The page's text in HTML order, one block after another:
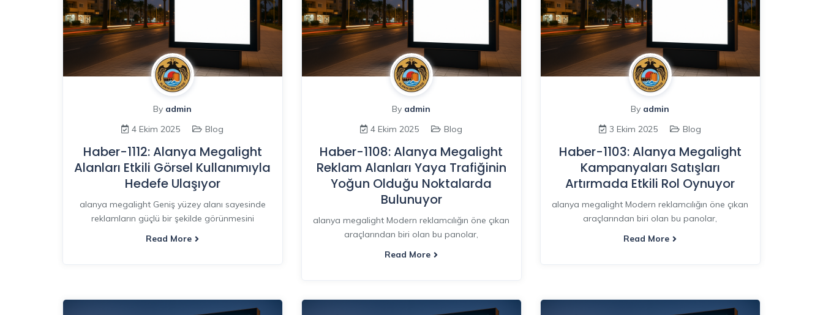
By admin
4 Ekim 2025
Blog
Haber-1112: Alanya Megalight
Alanları Etkili Görsel Kullanımıyla
Hedefe Ulaşıyor
alanya megalight Geniş yüzey alanı sayesinde
reklamların güçlü bir şekilde görünmesini
Read More
By admin
4 Ekim 2025
Blog
Haber-1108: Alanya Megalight
Reklam Alanları Yaya Trafiğinin
Yoğun Olduğu Noktalarda
Bulunuyor
alanya megalight Modern reklamcılığın öne çıkan
araçlarından biri olan bu panolar,
Read More
By admin
3 Ekim 2025
Blog
Haber-1103: Alanya Megalight
Kampanyaları Satışları
Artırmada Etkili Rol Oynuyor
alanya megalight Modern reklamcılığın öne çıkan
araçlarından biri olan bu panolar,
Read More